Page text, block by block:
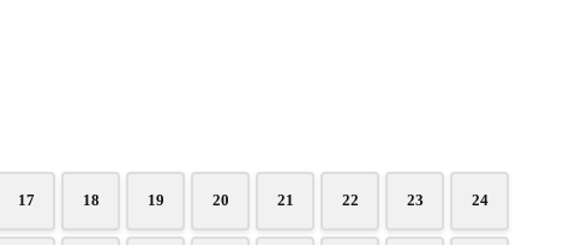
17 18 19 20 21 22 23 24